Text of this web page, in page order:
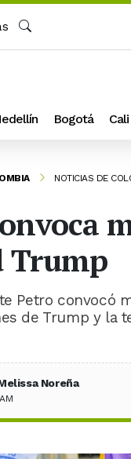
Bogotá Cali
NOTICIAS DE
Trump
Petro convocó
de Trump y la
Noreña